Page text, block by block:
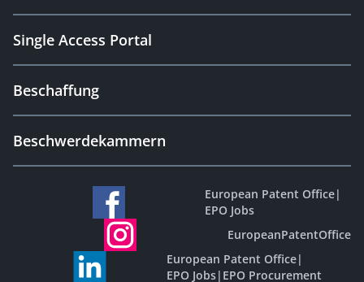
Single Access Portal
Beschaffung
Beschwerdekammern
European Patent Office|
EPO Jobs
EuropeanPatentOffice
European Patent Office|
EPO Jobs| EPO Procurement